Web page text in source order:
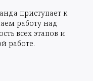
приступает к
работу над
всех этапов и
работе.